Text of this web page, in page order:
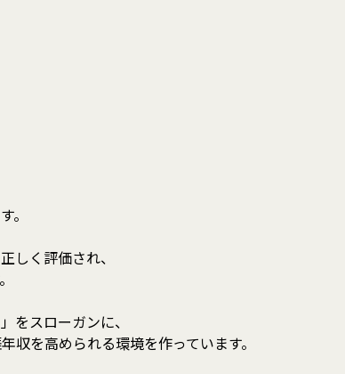
。
しく評価され、
をスローガンに、
収を高められる環境を作っています。